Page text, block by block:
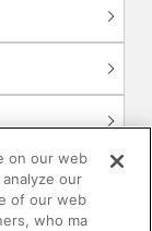
on our web
our
of our web
who ma